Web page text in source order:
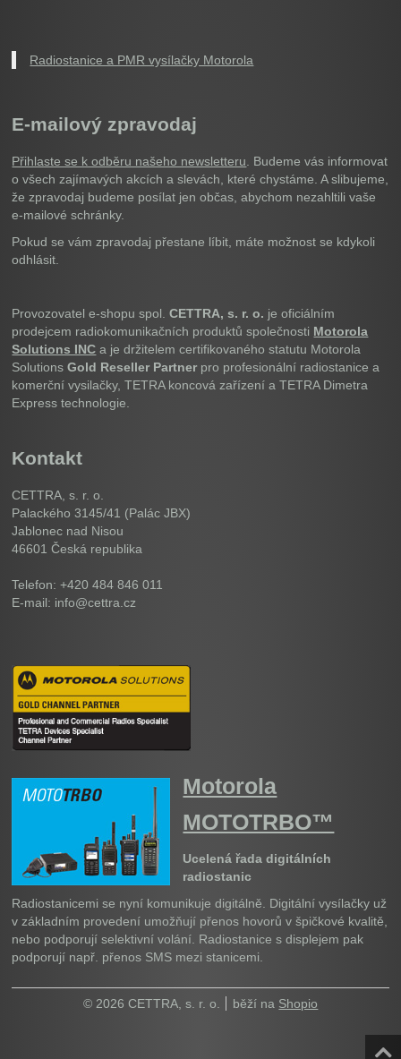
Radiostanice a PMR vysílačky Motorola
E-mailový zpravodaj
Přihlaste se k odběru našeho newsletteru . Budeme vás informovat
o všech zajímavých akcích a slevách, které chystáme. A slibujeme,
že zpravodaj budeme posílat jen občas, abychom nezahltili vaše
e-mailové schránky.
Pokud se vám zpravodaj přestane líbit, máte možnost se kdykoli
odhlásit.
Provozovatel e-shopu spol.CETTRA, s. r. o. je oficiálním
prodejcem radiokomunikačních produktů společnosti Motorola
Solutions INC a je držitelem certifikovaného statutu Motorola
SolutionsGold Reseller Partner pro profesionální radiostanice a
komerční vysilačky, TETRA koncová zařízení a TETRA Dimetra
Express technologie.
Kontakt
CETTRA, s. r. o.
Palackého 3145/41 (Palác JBX)
Jablonec nad Nisou
46601Česká republika
Telefon: +420 484 846 011
E-mail: info@cettra.cz
Motorola
MOTOTRBO™
Ucelená řada digitálních
radiostanic
Radiostanicemi se nyní komunikuje digitálně. Digitální vysílačky už
v základním provedení umožňují přenos hovorů v špičkové kvalitě,
nebo podporují selektivní volání. Radiostanice s displejem pak
podporují např. přenos SMS mezi stanicemi.
© 2026 CETTRA, s. r. o. běží na Shopio